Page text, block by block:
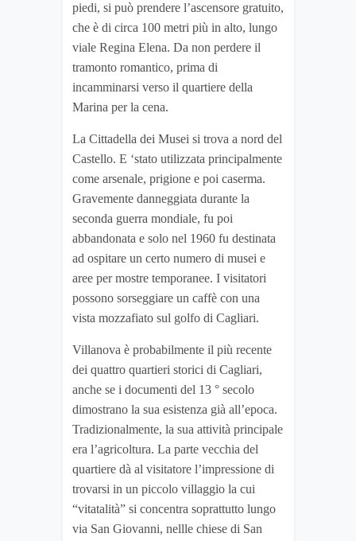
piedi, si può prendere l’ascensore gratuito,
che è di circa 100 metri più in alto, lungo
viale Regina Elena. Da non perdere il
tramonto romantico, prima di
incamminarsi verso il quartiere della
Marina per la cena.
La Cittadella dei Musei si trova a nord del
Castello. E ‘stato utilizzata principalmente
come arsenale, prigione e poi caserma.
Gravemente danneggiata durante la
seconda guerra mondiale, fu poi
abbandonata e solo nel 1960 fu destinata
ad ospitare un certo numero di musei e
aree per mostre temporanee. I visitatori
possono sorseggiare un caffè con una
vista mozzafiato sul golfo di Cagliari.
Villanova è probabilmente il più recente
dei quattro quartieri storici di Cagliari,
anche se i documenti del 13 ° secolo
dimostrano la sua esistenza già all’epoca.
Tradizionalmente, la sua attività principale
era l’agricoltura. La parte vecchia del
quartiere dà al visitatore l’impressione di
trovarsi in un piccolo villaggio la cui
“vitatalità” si concentra soprattutto lungo
via San Giovanni, nellle chiese di San